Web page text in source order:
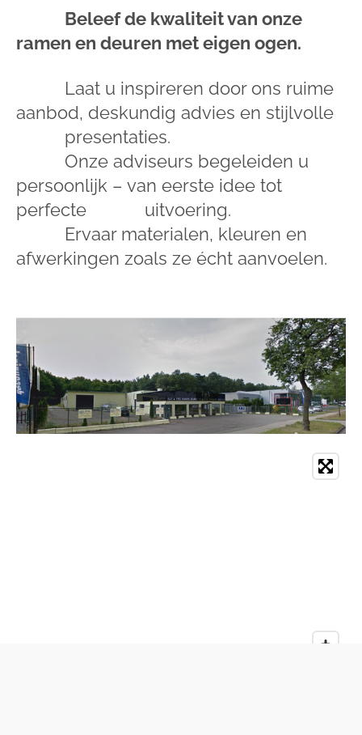
Beleef de kwaliteit van onze
ramen en deuren met eigen ogen.
Laat u inspireren door ons ruime
aanbod, deskundig advies en stijlvolle
presentaties.
Onze adviseurs begeleiden u
persoonlijk – van eerste idee tot
perfecte uitvoering.
Ervaar materialen, kleuren en
afwerkingen zoals ze écht aanvoelen.